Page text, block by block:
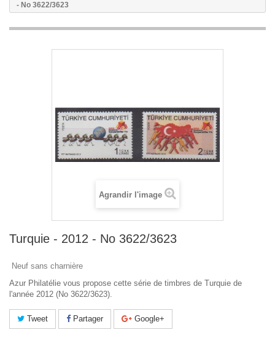
- No 3622/3623
Agrandir l'image
Turquie - 2012 - No 3622/3623
Neuf sans charnière
Azur Philatélie vous propose cette série de timbres de Turquie de
l'année 2012 (No 3622/3623).
Tweet Partager Google+